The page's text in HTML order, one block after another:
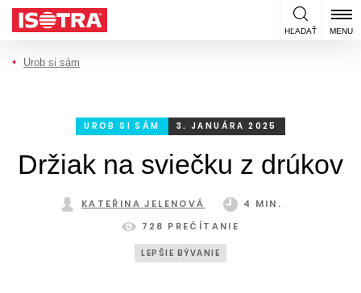
Preskočiť na obsah
HĽADAŤ MENU
Urob si sám
UROB SI SÁM 3. JANUÁRA 2025
Držiak na sviečku z drúkov
KATEŘINA JELENOVÁ
4 MIN.
728 PREČÍTANIE
LEPŠIE BÝVANIE